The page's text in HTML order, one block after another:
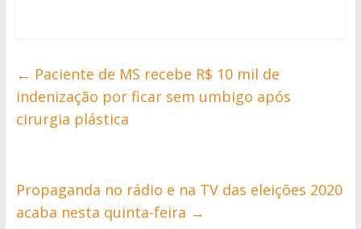
← Paciente de MS recebe R$ 10 mil de
indenização por ficar sem umbigo após
cirurgia plástica
Propaganda no rádio e na TV das eleições 2020
acaba nesta quinta-feira →